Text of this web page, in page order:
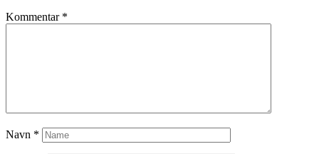
Kommentar *
Navn *